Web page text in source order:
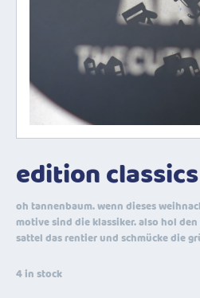
edition classics
oh tannenbaum. wenn dieses
motive sind die klassiker. also hol
sattel das rentier und schmücke die
4 in stock